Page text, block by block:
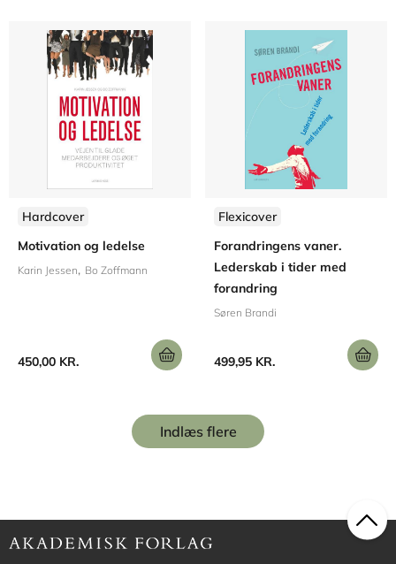
Hardcover
Motivation og ledelse
Karin Jessen Bo Zoffmann
450,00 KR.
Flexicover
Forandringens vaner.
Lederskab i tider med
forandring
Søren Brandi
499,95 KR.
Indlæs flere